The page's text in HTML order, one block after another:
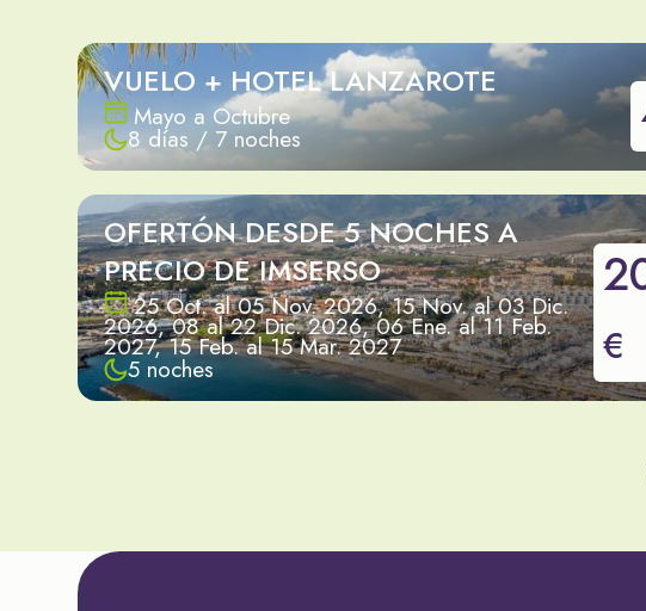
VUELO + HOTEL LANZAROTE
Mayo a Octubre
8 días / 7 noches
OFERTÓN DESDE 5 NOCHES A
PRECIO DE IMSERSO
25 Oct. al 05 Nov. 2026, 15 Nov. al 03 Dic.
2026, 08 al 22 Dic. 2026, 06 Ene. al 11 Feb.
2027, 15 Feb. al 15 Mar. 2027
5 noches €